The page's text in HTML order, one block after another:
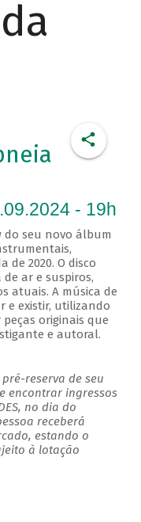
- 19h
seu novo álbum
de 2020. O disco
ar e suspiros,
atuais. A música de
e existir, utilizando
originais que
e autoral.
reserva de seu
encontrar ingressos
no dia do
receberá
estando o
à lotação